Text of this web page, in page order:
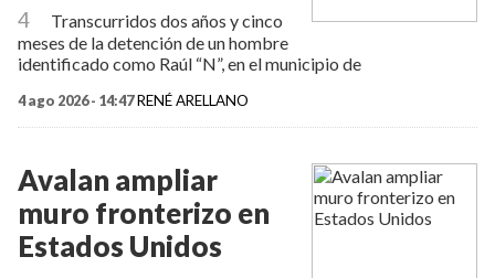
4
Transcurridos dos años y cinco
meses de la detención de un hombre
identificado como Raúl “N”, en el municipio de
4 ago 2026 - 14:47RENÉ ARELLANO
Avalan ampliar
muro fronterizo en
Estados Unidos